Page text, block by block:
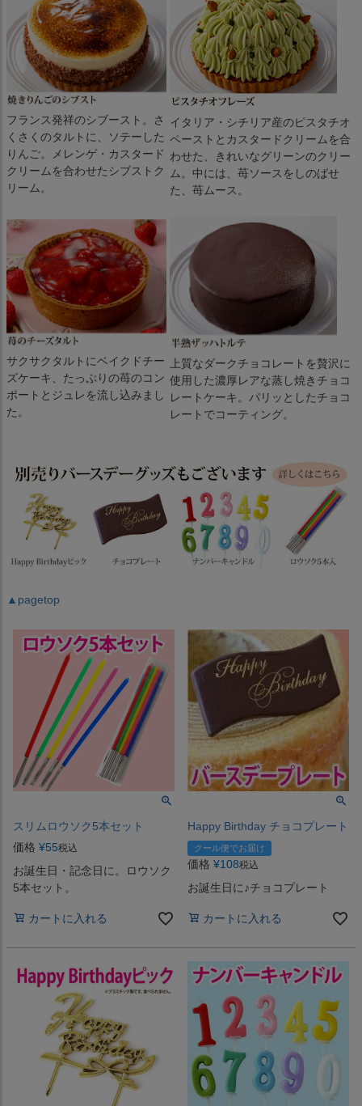
フランス発祥のシブースト。さ
くさくのタルトに、ソテーした
りんご。メレンゲ・カスタード
クリームを合わせたシブストク
リーム。
イタリア・シチリア産のピスタチオ
ペーストとカスタードクリームを合
わせた、きれいなグリーンのクリー
ム。中には、苺ソースをしのばせ
た、苺ムース。
サクサクタルトにベイクドチー
ズケーキ、たっぷりの苺のコン
ポートとジュレを流し込みまし
た。
上質なダークチョコレートを贅沢に
使用した濃厚レアな蒸し焼きチョコ
レートケーキ。パリッとしたチョコ
レートでコーティング。
▲pagetop
スリムロウソク5本セット
価格 ¥55税込
お誕生日・記念日に。ロウソク
5本セット。
カートに入れる
Happy Birthday チョコプレート
クール便でお届け
価格 ¥108税込
お誕生日に♪チョコプレート
カートに入れる